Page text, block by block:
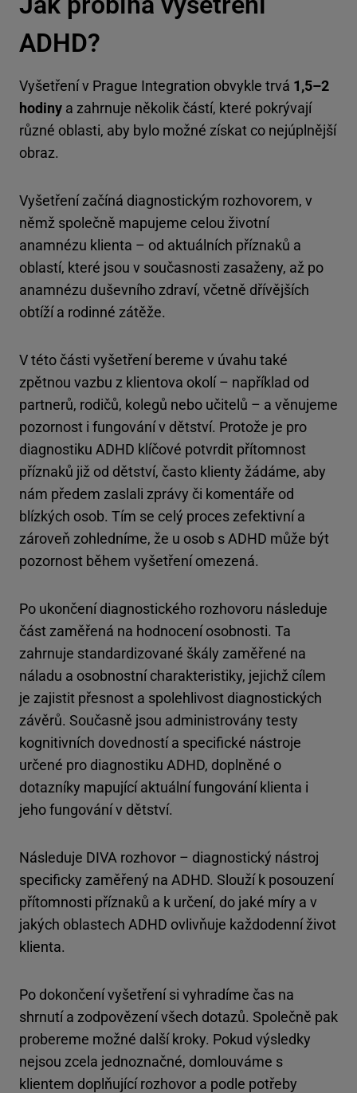
ADHD?
Vyšetření v Prague Integration obvykle trvá 1,5–2
hodiny a zahrnuje několik částí, které pokrývají
různé oblasti, aby bylo možné získat co nejúplnější
obraz.
Vyšetření začíná diagnostickým rozhovorem, v
němž společně mapujeme celou životní
anamnézu klienta – od aktuálních příznaků a
oblastí, které jsou v současnosti zasaženy, až po
anamnézu duševního zdraví, včetně dřívějších
obtíží a rodinné zátěže.
V této části vyšetření bereme v úvahu také
zpětnou vazbu z klientova okolí – například od
partnerů, rodičů, kolegů nebo učitelů – a věnujeme
pozornost i fungování v dětství. Protože je pro
diagnostiku ADHD klíčové potvrdit přítomnost
příznaků již od dětství, často klienty žádáme, aby
nám předem zaslali zprávy či komentáře od
blízkých osob. Tím se celý proces zefektivní a
zároveň zohledníme, že u osob s ADHD může být
pozornost během vyšetření omezená.
Po ukončení diagnostického rozhovoru následuje
část zaměřená na hodnocení osobnosti. Ta
zahrnuje standardizované škály zaměřené na
náladu a osobnostní charakteristiky, jejichž cílem
je zajistit přesnost a spolehlivost diagnostických
závěrů. Současně jsou administrovány testy
kognitivních dovedností a specifické nástroje
určené pro diagnostiku ADHD, doplněné o
dotazníky mapující aktuální fungování klienta i
jeho fungování v dětství.
Následuje DIVA rozhovor – diagnostický nástroj
specificky zaměřený na ADHD. Slouží k posouzení
přítomnosti příznaků a k určení, do jaké míry a v
jakých oblastech ADHD ovlivňuje každodenní život
klienta.
Po dokončení vyšetření si vyhradíme čas na
shrnutí a zodpovězení všech dotazů. Společně pak
probereme možné další kroky. Pokud výsledky
nejsou zcela jednoznačné, domlouváme s
klientem doplňující rozhovor a podle potřeby